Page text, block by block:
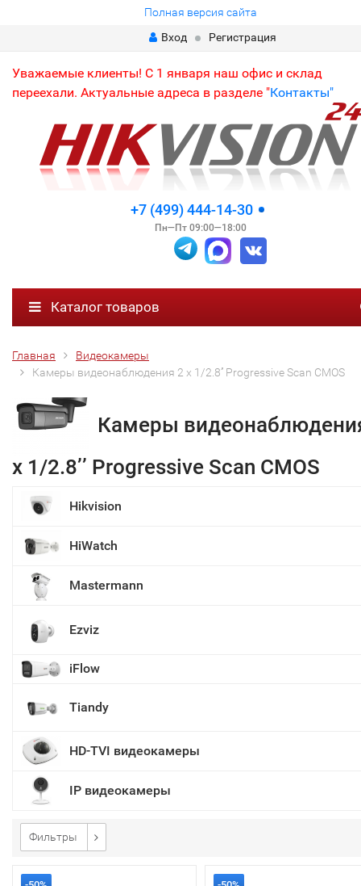
Полная версия сайта
Вход
Регистрация
Уважаемые клиенты! С 1 января наш офис и склад
переехали. Актуальные адреса в разделе "Контакты"
+7 (499) 444-14-30
Пн—Пт 09:00—18:00
Каталог товаров
Главная
Видеокамеры
Камеры видеонаблюдения 2 x 1/2.8’’ Progressive Scan CMOS
Камеры
x 1/2.8’’ Progressive Scan CMOS
Hikvision
HiWatch
Mastermann
Ezviz
iFlow
Tiandy
HD-TVI видеокамеры
IP видеокамеры
Фильтры